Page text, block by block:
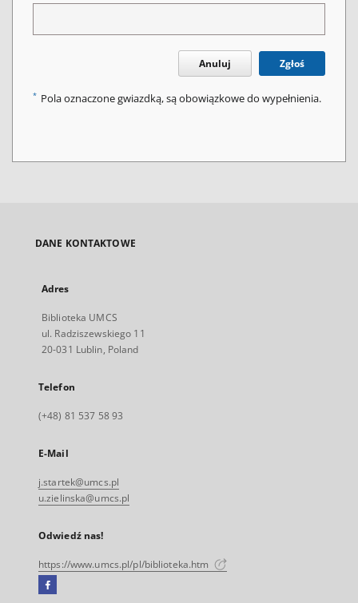
Anuluj Zgłoś
* Pola oznaczone gwiazdką, są obowiązkowe do wypełnienia.
DANE KONTAKTOWE
Adres
Biblioteka UMCS
ul. Radziszewskiego 11
20-031 Lublin, Poland
Telefon
(+48) 81 537 58 93
E-Mail
j.startek@umcs.pl
u.zielinska@umcs.pl
Odwiedź nas!
https://www.umcs.pl/pl/biblioteka.htm
Facebook